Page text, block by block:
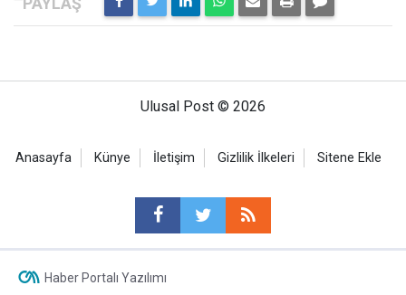
Ulusal Post © 2026
Anasayfa Künye İletişim Gizlilik İlkeleri Sitene Ekle
Haber Portalı Yazılımı